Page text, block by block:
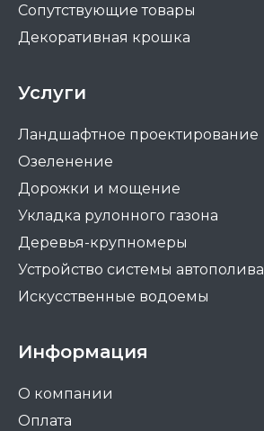
Сопутствующие товары
Декоративная крошка
Услуги
Ландшафтное проектирование
Озеленение
Дорожки и мощение
Укладка рулонного газона
Деревья-крупномеры
Устройство системы автополива
Искусственные водоемы
Информация
О компании
Оплата